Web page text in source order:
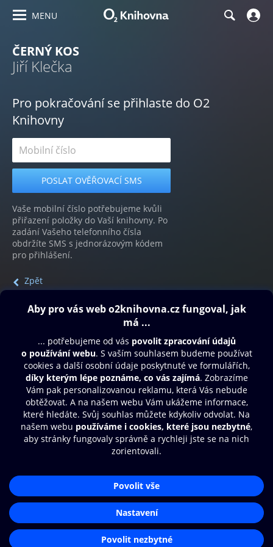
MENU
ČERNÝ KOS
Jiří Klečka
Pro pokračování se přihlaste do O2
Knihovny
Vaše mobilní číslo potřebujeme kvůli
přiřazení položky do Vaší knihovny. Po
zadání Vašeho telefonního čísla
obdržíte SMS s jednorázovým kódem
pro přihlášení.
Zpět
Obsah ke stažení
Moje O2 Knihovna
Další zábava
© O2 Czech Republic a.s.
Přístupnost
Zásady zpracování osobních údajů
Nastavení cookies
Aplikace O2 Knihovna
Čti a poslouchej své e-knihy a
audioknihy rychleji a pohodlněji.